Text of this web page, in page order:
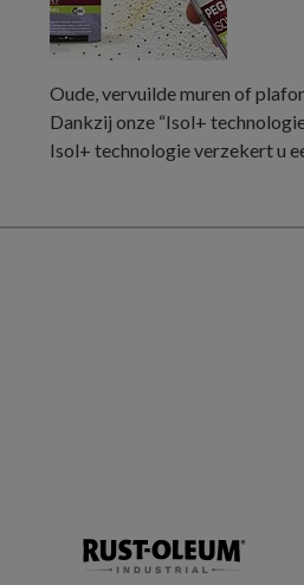
Oude, vervuilde muren of
Dankzij onze “Isol+
Isol+ technologie verzekert u